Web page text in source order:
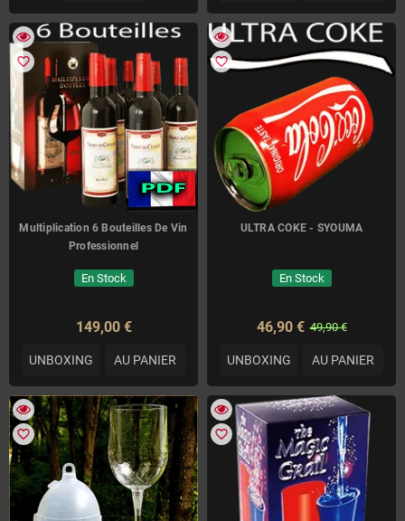
favorite_border
Multiplication 6 Bouteilles De Vin
Professionnel
En Stock
149,00 €
UNBOXING AU PANIER
favorite_border
ULTRA COKE - SYOUMA
En Stock
46,90 € 49,90 €
UNBOXING AU PANIER
favorite_border favorite_border